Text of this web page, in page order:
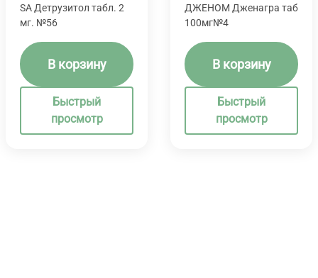
SA Детрузитол табл. 2
мг. №56
В корзину
Быстрый
просмотр
ДЖЕНОМ Дженагра таб
100мг№4
В корзину
Быстрый
просмотр